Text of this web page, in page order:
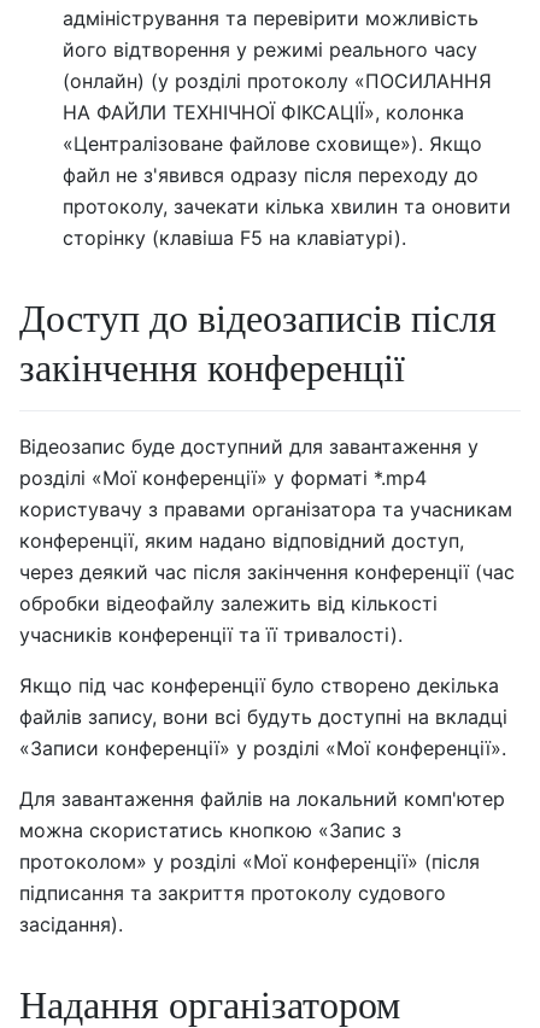
адміністрування та перевірити можливість
його відтворення у режимі реального часу
(онлайн) (у розділі протоколу «ПОСИЛАННЯ
НА ФАЙЛИ ТЕХНІЧНОЇ ФІКСАЦІЇ», колонка
«Централізоване файлове сховище»). Якщо
файл не з'явився одразу після переходу до
протоколу, зачекати кілька хвилин та оновити
сторінку (клавіша F5 на клавіатурі).
Доступ до відеозаписів після
закінчення конференції
Відеозапис буде доступний для завантаження у
розділі «Мої конференції» у форматі *.mp4
користувачу з правами організатора та учасникам
конференції, яким надано відповідний доступ,
через деякий час після закінчення конференції (час
обробки відеофайлу залежить від кількості
учасників конференції та її тривалості).
Якщо під час конференції було створено декілька
файлів запису, вони всі будуть доступні на вкладці
«Записи конференції» у розділі «Мої конференції».
Для завантаження файлів на локальний комп'ютер
можна скористатись кнопкою «Запис з
протоколом» у розділі «Мої конференції» (після
підписання та закриття протоколу судового
засідання).
Надання організатором